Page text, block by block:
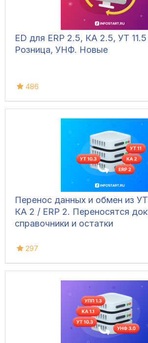
ED для ERP 2.5, КА 2.5, УТ
Розница, УНФ. Новые
486
Перенос данных и обмен из
КА 2 / ERP 2. Переносятся
справочники и остатки
297